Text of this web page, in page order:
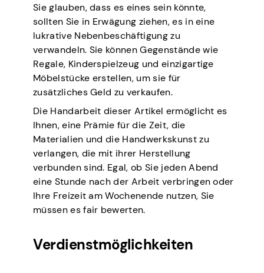
Sie glauben, dass es eines sein könnte,
sollten Sie in Erwägung ziehen, es in eine
lukrative Nebenbeschäftigung zu
verwandeln. Sie können Gegenstände wie
Regale, Kinderspielzeug und einzigartige
Möbelstücke erstellen, um sie für
zusätzliches Geld zu verkaufen.
Die Handarbeit dieser Artikel ermöglicht es
Ihnen, eine Prämie für die Zeit, die
Materialien und die Handwerkskunst zu
verlangen, die mit ihrer Herstellung
verbunden sind. Egal, ob Sie jeden Abend
eine Stunde nach der Arbeit verbringen oder
Ihre Freizeit am Wochenende nutzen, Sie
müssen es fair bewerten.
Verdienstmöglichkeiten